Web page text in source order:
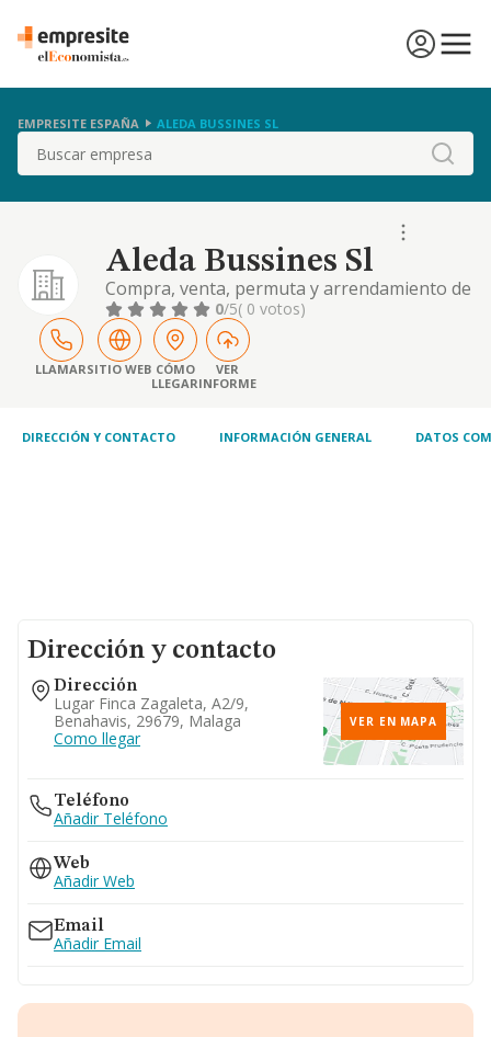
EMPRESITE ESPAÑA ALEDA BUSSINES SL
Buscar
Aleda Bussines Sl
Compra, venta, permuta y arrendamiento de
bienes inmuebles tanto rusticos como
urbanos, construccion, rehabilitacion,
promocion, comercializacion y
mantenimiento de inmuebles, etc.
0/5( 0 votos)
LLAMARSITIO WEB CÓMO
LLEGAR
VER
INFORME
DIRECCIÓN Y CONTACTO INFORMACIÓN GENERAL DATOS
Dirección y contacto
Dirección
Lugar Finca Zagaleta, A2/9,
Benahavis, 29679, Malaga
Como llegar
VER EN MAPA
Teléfono
Añadir Teléfono
Web
Añadir Web
Email
Añadir Email